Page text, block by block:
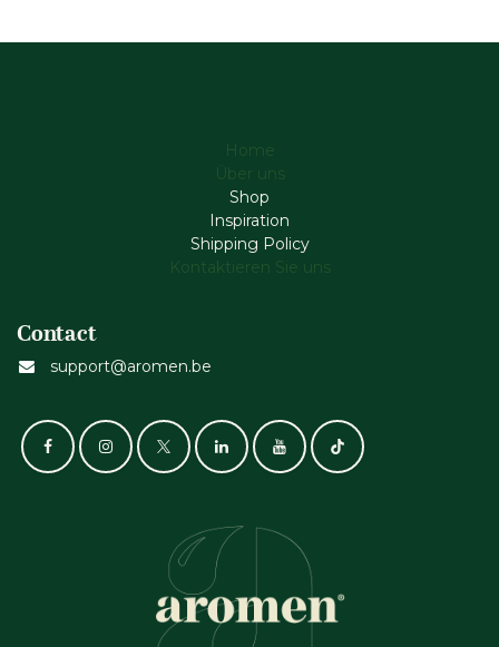
Home
Über uns
Shop
Inspiration
Shipping Policy
Kontaktieren Sie uns
Contact
support@aromen.be